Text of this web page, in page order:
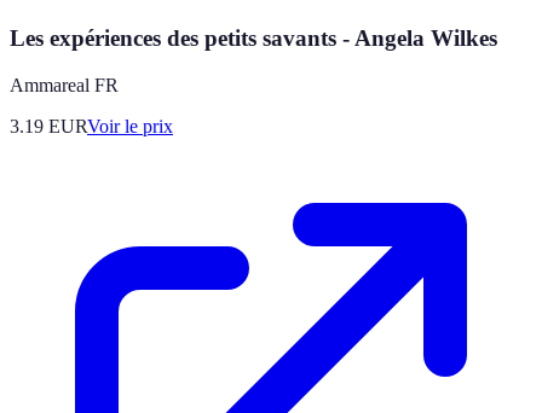
Les expériences des petits savants - Angela Wilkes
Ammareal FR
3.19 EURVoir le prix